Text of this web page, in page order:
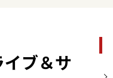
イブ＆サ